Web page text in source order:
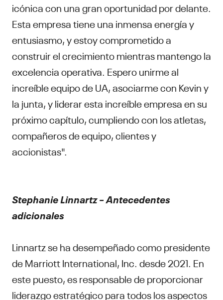
icónica con una gran oportunidad por delante.
Esta empresa tiene una inmensa energía y
entusiasmo, y estoy comprometido a
construir el crecimiento mientras mantengo la
excelencia operativa. Espero unirme al
increíble equipo de UA, asociarme con Kevin y
la junta, y liderar esta increíble empresa en su
próximo capítulo, cumpliendo con los atletas,
compañeros de equipo, clientes y
accionistas".
Stephanie Linnartz – Antecedentes
adicionales
Linnartz se ha desempeñado como presidente
de Marriott International, Inc. desde 2021. En
este puesto, es responsable de proporcionar
liderazgo estratégico para todos los aspectos